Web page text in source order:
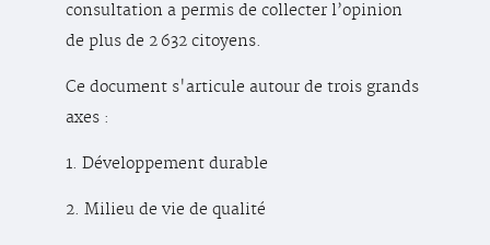
consultation a permis de collecter l’opinion
de plus de 2 632 citoyens.
Ce document s'articule autour de trois grands
axes :
1. Développement durable
2. Milieu de vie de qualité